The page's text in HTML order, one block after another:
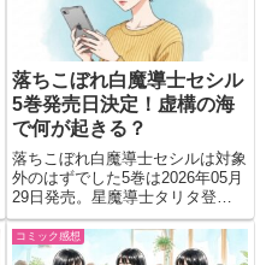
落ちこぼれ白魔導士セシル
5巻発売日決定！虚構の海
で何が起きる？
落ちこぼれ白魔導士セシルは対象
外のはずでした5巻は2026年05月
29日発売。星魔導士タリタ登場
や“虚構の海”編が気になる内容
に。予約前に見どころや読む価値
を紹介。
コミック感想